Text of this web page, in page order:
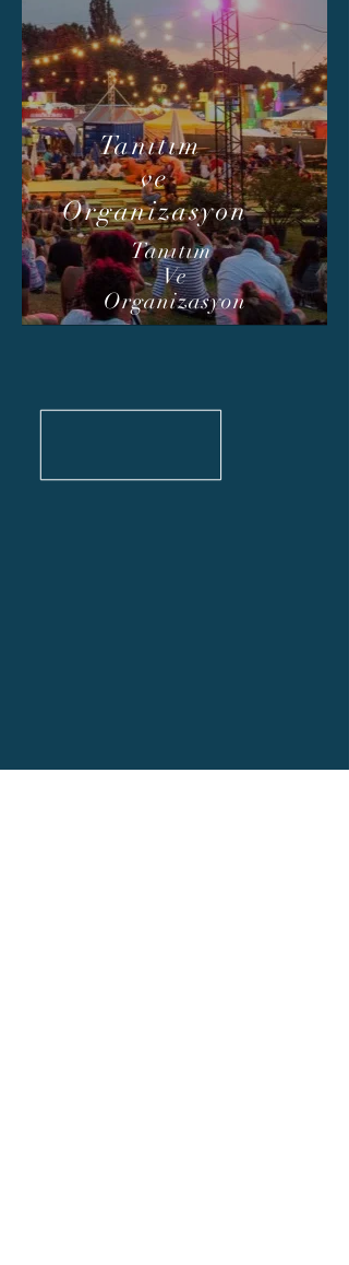
Tanıtım
ve
Organizasyon
Tanıtım
Ve
Organizasyon